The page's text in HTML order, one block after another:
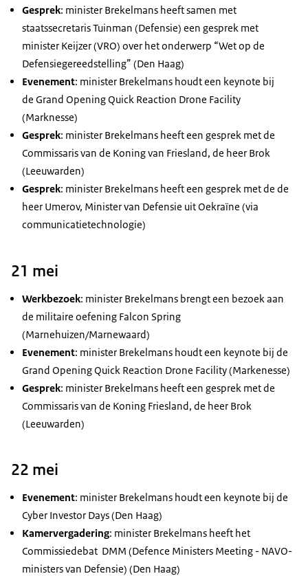
Gesprek: minister Brekelmans heeft samen met
staatssecretaris Tuinman (Defensie) een gesprek met
minister Keijzer (VRO) over het onderwerp “Wet op de
Defensiegereedstelling” (Den Haag)
Evenement: minister Brekelmans houdt een keynote bij
de Grand Opening Quick Reaction Drone Facility
(Marknesse)
Gesprek: minister Brekelmans heeft een gesprek met de
Commissaris van de Koning van Friesland, de heer Brok
(Leeuwarden)
Gesprek: minister Brekelmans heeft een gesprek met de de
heer Umerov, Minister van Defensie uit Oekraïne (via
communicatietechnologie)
21 mei
Werkbezoek: minister Brekelmans brengt een bezoek aan
de militaire oefening Falcon Spring
(Marnehuizen/Marnewaard)
Evenement: minister Brekelmans houdt een keynote bij de
Grand Opening Quick Reaction Drone Facility(Markenesse)
Gesprek: minister Brekelmans heeft een gesprek met de
Commissaris van de Koning Friesland, de heer Brok
(Leeuwarden)
22 mei
Evenement: minister Brekelmans houdt een keynote bij de
Cyber Investor Days(Den Haag)
Kamervergadering: minister Brekelmans heeft het
Commissiedebat DMM (Defence Ministers Meeting - NAVO-
ministers van Defensie) (Den Haag)